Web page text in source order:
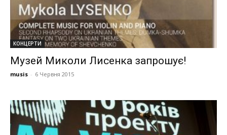
КОНЦЕРТИ
Музей Миколи Лисенка запрошує!
musis - 6 Червня 2015